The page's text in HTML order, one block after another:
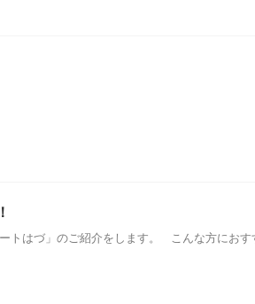
はづ」のご紹介をします。 こんな方におす